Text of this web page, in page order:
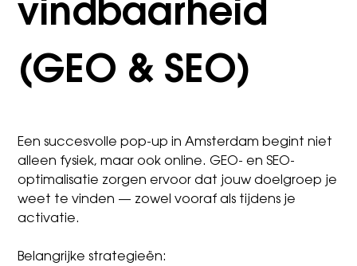
vindbaarheid
(GEO & SEO)
Een succesvolle pop-up in Amsterdam begint niet
alleen fysiek, maar ook online. GEO- en SEO-
optimalisatie zorgen ervoor dat jouw doelgroep je
weet te vinden — zowel vooraf als tijdens je
activatie.
Belangrijke strategieën: